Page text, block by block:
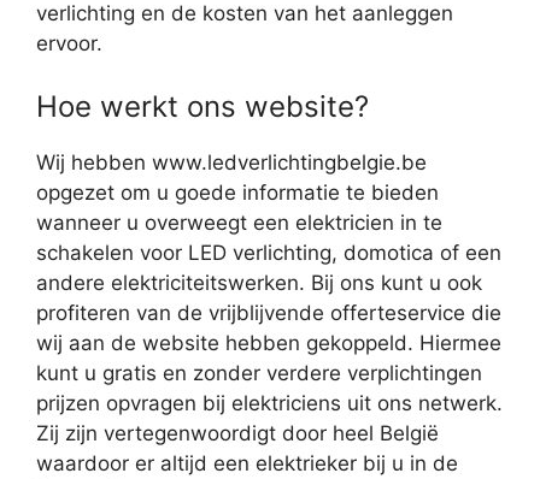
verlichting en de kosten van het aanleggen
ervoor.
Hoe werkt ons website?
Wij hebben www.ledverlichtingbelgie.be
opgezet om u goede informatie te bieden
wanneer u overweegt een elektricien in te
schakelen voor LED verlichting, domotica of een
andere elektriciteitswerken. Bij ons kunt u ook
profiteren van de vrijblijvende offerteservice die
wij aan de website hebben gekoppeld. Hiermee
kunt u gratis en zonder verdere verplichtingen
prijzen opvragen bij elektriciens uit ons netwerk.
Zij zijn vertegenwoordigt door heel België
waardoor er altijd een elektrieker bij u in de